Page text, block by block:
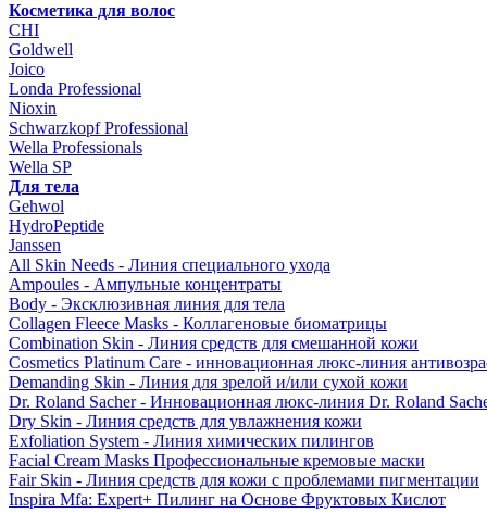
Косметика для волос
CHI
Goldwell
Joico
Londa Professional
Nioxin
Schwarzkopf Professional
Wella Professionals
Wella SP
Для тела
Gehwol
HydroPeptide
Janssen
All Skin Needs - Линия специального ухода
Ampoules - Ампульные концентраты
Body - Эксклюзивная линия для тела
Collagen Fleece Masks - Коллагеновые биоматрицы
Combination Skin - Линия средств для смешанной кожи
Cosmetics Platinum Care - инновационная люкс-линия
Demanding Skin - Линия для зрелой и/или сухой кожи
Dr. Roland Sacher - Инновационная люкс-линия Dr. Roland
Dry Skin - Линия средств для увлажнения кожи
Exfoliation System - Линия химических пилингов
Facial Cream Masks Профессиональные кремовые маски
Fair Skin - Линия средств для кожи с проблемами пигментации
Inspira Mfa: Expert+ Пилинг на Основе Фруктовых Кислот